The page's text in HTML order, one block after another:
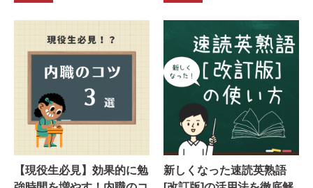
【現役生必見】効果的に勉
新しくなった速読英熟語